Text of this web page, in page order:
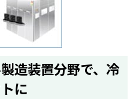
造装置分野で、冷
に